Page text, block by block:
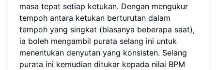
masa tepat setiap ketukan. Dengan mengukur
tempoh antara ketukan berturutan dalam
tempoh yang singkat (biasanya beberapa saat),
ia boleh mengambil purata selang ini untuk
menentukan denyutan yang konsisten. Selang
purata ini kemudian ditukar kepada nilai BPM